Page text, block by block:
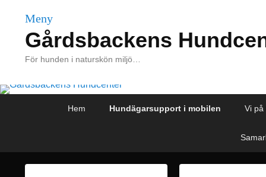
Meny
Gårdsbackens
För hunden i naturskön miljö…
Hem Hundägarsupport i mobilen Vi på